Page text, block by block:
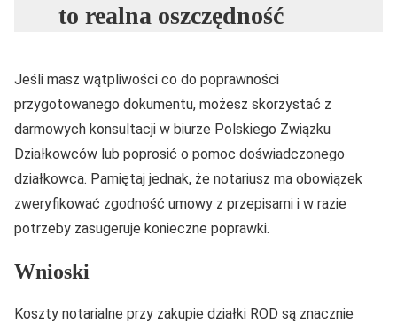
to realna oszczędność
Jeśli masz wątpliwości co do poprawności
przygotowanego dokumentu, możesz skorzystać z
darmowych konsultacji w biurze Polskiego Związku
Działkowców lub poprosić o pomoc doświadczonego
działkowca. Pamiętaj jednak, że notariusz ma obowiązek
zweryfikować zgodność umowy z przepisami i w razie
potrzeby zasugeruje konieczne poprawki.
Wnioski
Koszty notarialne przy zakupie działki ROD są znacznie